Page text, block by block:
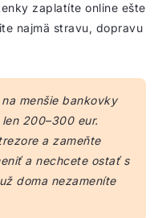
zaplatíte online ešte
najmä stravu, dopravu
menšie bankovky
200–300 eur.
a zameňte
a nechcete ostať s
doma nezameníte